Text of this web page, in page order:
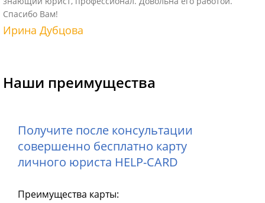
Спасибо Вам!
Ирина Дубцова
Наши преимущества
Получите после консультации
совершенно бесплатно карту
личного юриста HELP-CARD
Преимущества карты: